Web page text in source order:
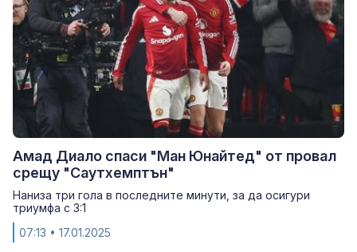
Амад Диало спаси "Ман Юнайтед" от провал
срещу "Саутхемптън"
Наниза три гола в последните минути, за да осигури
триумфа с 3:1
07:13 • 17.01.2025